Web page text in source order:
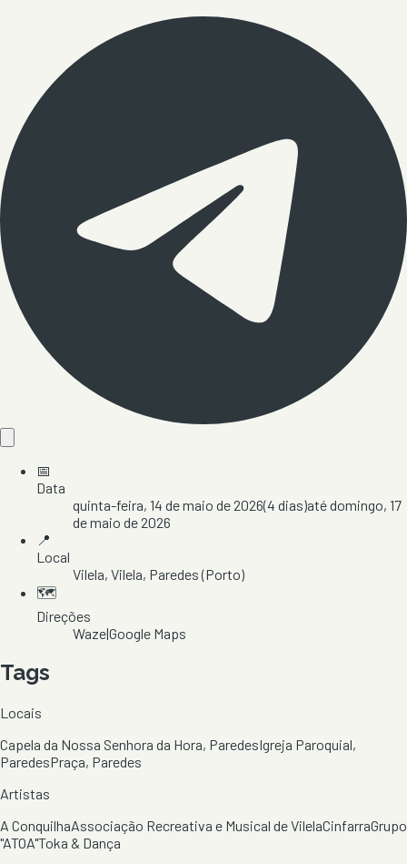
📅
Data
quinta-feira, 14 de maio de 2026(4 dias)atédomingo, 17
de maio de 2026
📍
Local
Vilela, Vilela, Paredes(Porto)
🗺️
Direções
Waze|Google Maps
Tags
Locais
Capela da Nossa Senhora da Hora, ParedesIgreja Paroquial,
ParedesPraça, Paredes
Artistas
A ConquilhaAssociação Recreativa e Musical de VilelaCinfarraGrupo
"ATOA"Toka & Dança